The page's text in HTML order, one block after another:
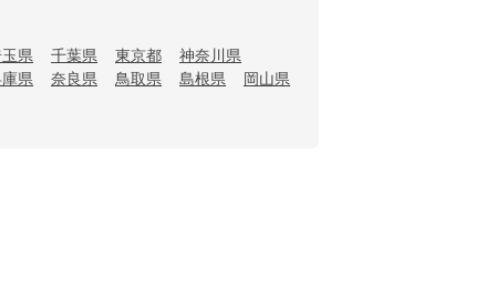
県 千葉県 東京都
神奈川県
県 奈良県 鳥取県 島根県
岡山県